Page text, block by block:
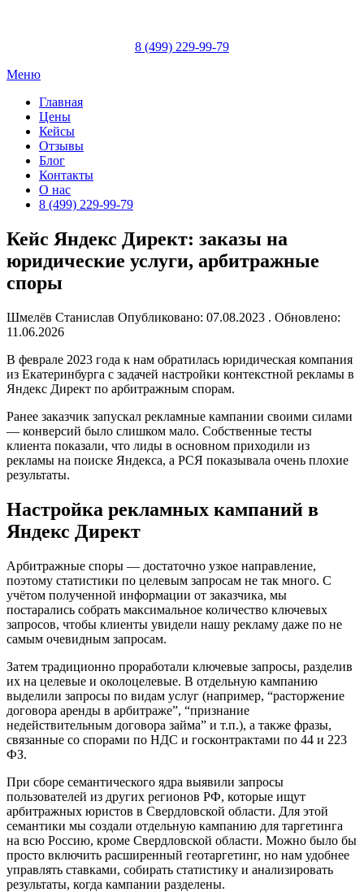
8 (499) 229-99-79
Меню
Главная
Цены
Кейсы
Отзывы
Блог
Контакты
О нас
8 (499) 229-99-79
Кейс Яндекс Директ: заказы на
юридические услуги, арбитражные
споры
Шмелёв Станислав Опубликовано: 07.08.2023 . Обновлено:
11.06.2026
В феврале 2023 года к нам обратилась юридическая компания
из Екатеринбурга с задачей настройки контекстной рекламы в
Яндекс Директ по арбитражным спорам.
Ранее заказчик запускал рекламные кампании своими силами
— конверсий было слишком мало. Собственные тесты
клиента показали, что лиды в основном приходили из
рекламы на поиске Яндекса, а РСЯ показывала очень плохие
результаты.
Настройка рекламных кампаний в
Яндекс Директ
Арбитражные споры — достаточно узкое направление,
поэтому статистики по целевым запросам не так много. С
учётом полученной информации от заказчика, мы
постарались собрать максимальное количество ключевых
запросов, чтобы клиенты увидели нашу рекламу даже по не
самым очевидным запросам.
Затем традиционно проработали ключевые запросы, разделив
их на целевые и околоцелевые. В отдельную кампанию
выделили запросы по видам услуг (например, “расторжение
договора аренды в арбитраже”, “признание
недействительным договора займа” и т.п.), а также фразы,
связанные со спорами по НДС и госконтрактами по 44 и 223
ФЗ.
При сборе семантического ядра выявили запросы
пользователей из других регионов РФ, которые ищут
арбитражных юристов в Свердловской области. Для этой
семантики мы создали отдельную кампанию для таргетинга
на всю Россию, кроме Свердловской области. Можно было бы
просто включить расширенный геотаргетинг, но нам удобнее
управлять ставками, собирать статистику и анализировать
результаты, когда кампании разделены.